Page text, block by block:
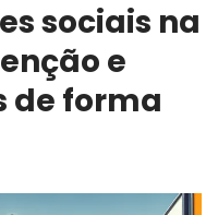
sociais na
e
de forma